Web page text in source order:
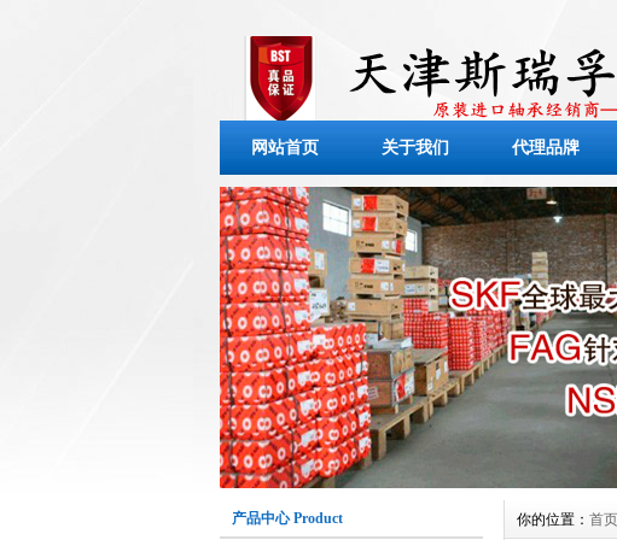
网站首页 关于我们 代理品牌
产品中心 Product 你的位置： 首页